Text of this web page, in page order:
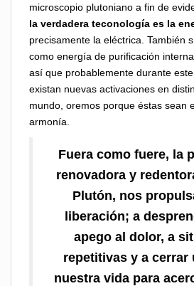
microscopio plutoniano a fin de
la verdadera teconología es la
precisamente la eléctrica. También
como energía de purificación
así que probablemente durante
existan nuevas activaciones en
mundo, oremos porque éstas sean
armonía.
Fuera como fuere, la
renovadora y
Plutón, nos
liberación; a
apego al dolor, a
repetitivas y a cerrar
nuestra vida para